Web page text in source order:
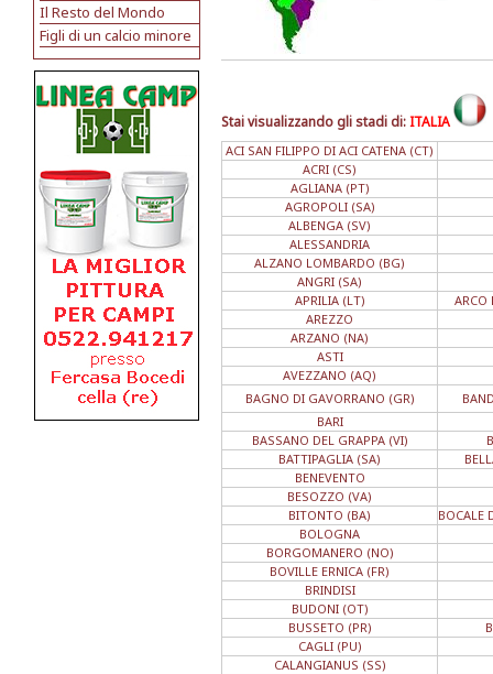
Il Resto del Mondo
Figli di un calcio minore
Stai visualizzando gli stadi di:ITALIA
ACI SAN FILIPPO DI ACI CATENA (CT)
ACRI (CS)
AGLIANA (PT)
AGROPOLI (SA)
ALBENGA (SV)
ALESSANDRIA
ALZANO LOMBARDO (BG)
ANGRI (SA)
APRILIA (LT)
ARCO
AREZZO
ARZANO (NA)
ASTI
AVEZZANO (AQ)
BAGNO DI GAVORRANO (GR)
BARI
BASSANO DEL GRAPPA (VI)
BATTIPAGLIA (SA)
BENEVENTO
BESOZZO (VA)
BITONTO (BA)
BOCALE
BOLOGNA
BORGOMANERO (NO)
BOVILLE ERNICA (FR)
BRINDISI
BUDONI (OT)
BUSSETO (PR)
CAGLI (PU)
CALANGIANUS (SS)